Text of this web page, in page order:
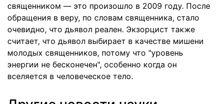
священником — это произошло в 2009 году. После
обращения в веру, по словам священника, стало
очевидно, что дьявол реален. Экзорцист также
считает, что дьявол выбирает в качестве мишени
молодых священников, потому что "уровень
энергии не бесконечен", особенно когда он
вселяется в человеческое тело.